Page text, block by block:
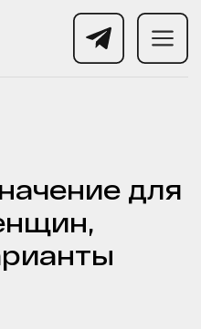
для